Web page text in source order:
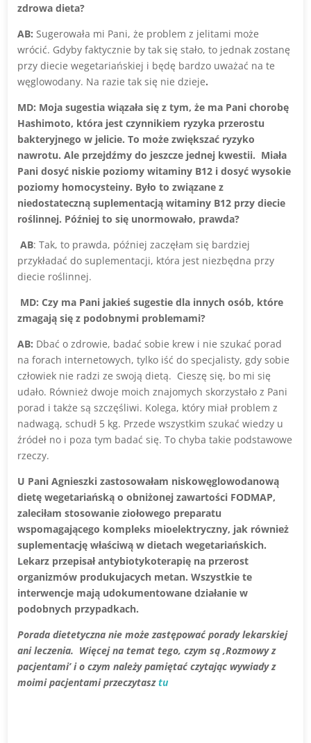
zdrowa dieta?
AB: Sugerowała mi Pani, że problem z jelitami może
wrócić. Gdyby faktycznie by tak się stało, to jednak zostanę
przy diecie wegetariańskiej i będę bardzo uważać na te
węglowodany. Na razie tak się nie dzieje.
MD: Moja sugestia wiązała się z tym, że ma Pani chorobę
Hashimoto, która jest czynnikiem ryzyka przerostu
bakteryjnego w jelicie. To może zwiększać ryzyko
nawrotu. Ale przejdźmy do jeszcze jednej kwestii. Miała
Pani dosyć niskie poziomy witaminy B12 i dosyć wysokie
poziomy homocysteiny. Było to związane z
niedostateczną suplementacją witaminy B12 przy diecie
roślinnej. Później to się unormowało, prawda?
AB: Tak, to prawda, później zaczęłam się bardziej
przykładać do suplementacji, która jest niezbędna przy
diecie roślinnej.
MD: Czy ma Pani jakieś sugestie dla innych osób, które
zmagają się z podobnymi problemami?
AB: Dbać o zdrowie, badać sobie krew i nie szukać porad
na forach internetowych, tylko iść do specjalisty, gdy sobie
człowiek nie radzi ze swoją dietą. Cieszę się, bo mi się
udało. Również dwoje moich znajomych skorzystało z Pani
porad i także są szczęśliwi. Kolega, który miał problem z
nadwagą, schudł 5 kg. Przede wszystkim szukać wiedzy u
źródeł no i poza tym badać się. To chyba takie podstawowe
rzeczy.
U Pani Agnieszki zastosowałam niskowęglowodanową
dietę wegetariańską o obniżonej zawartości FODMAP,
zaleciłam stosowanie ziołowego preparatu
wspomagającego kompleks mioelektryczny, jak również
suplementację właściwą w dietach wegetariańskich.
Lekarz przepisał antybiotykoterapię na przerost
organizmów produkujacych metan. Wszystkie te
interwencje mają udokumentowane działanie w
podobnych przypadkach.
Porada dietetyczna nie może zastępować porady lekarskiej
ani leczenia. Więcej na temat tego, czym są ‚Rozmowy z
pacjentami’ i o czym należy pamiętać czytając wywiady z
moimi pacjentami przeczytasztu